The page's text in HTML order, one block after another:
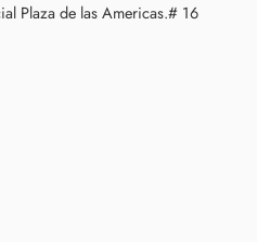
Plaza de las Americas.# 16